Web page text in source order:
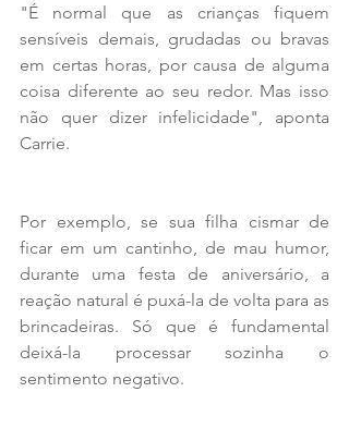
"É normal que as crianças fiquem
sensíveis demais, grudadas ou bravas
em certas horas, por causa de alguma
coisa diferente ao seu redor. Mas isso
não quer dizer infelicidade", aponta
Carrie.
Por exemplo, se sua filha cismar de
ficar em um cantinho, de mau humor,
durante uma festa de aniversário, a
reação natural é puxá-la de volta para as
brincadeiras. Só que é fundamental
deixá-la processar sozinha o
sentimento negativo.